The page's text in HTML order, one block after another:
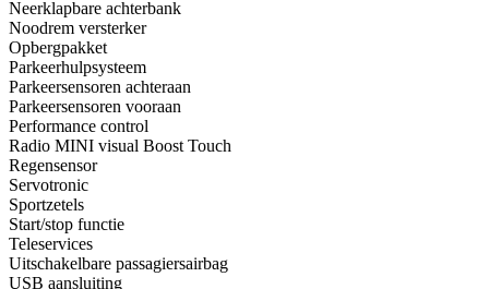
Neerklapbare achterbank
Noodrem versterker
Opbergpakket
Parkeerhulpsysteem
Parkeersensoren achteraan
Parkeersensoren vooraan
Performance control
Radio MINI visual Boost Touch
Regensensor
Servotronic
Sportzetels
Start/stop functie
Teleservices
Uitschakelbare passagiersairbag
USB aansluiting